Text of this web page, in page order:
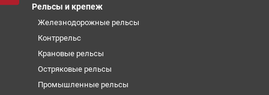
Рельсы и крепеж
Железнодорожные рельсы
Контррельс
Крановые рельсы
Остряковые рельсы
Промышленные рельсы